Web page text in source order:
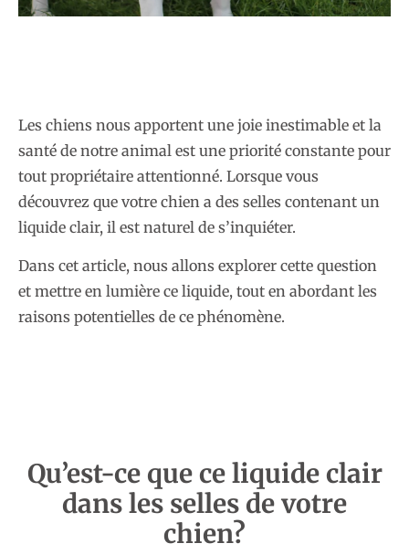
Les chiens nous apportent une joie inestimable et la
santé de notre animal est une priorité constante pour
tout propriétaire attentionné. Lorsque vous
découvrez que votre chien a des selles contenant un
liquide clair, il est naturel de s’inquiéter.
Dans cet article, nous allons explorer cette question
et mettre en lumière ce liquide, tout en abordant les
raisons potentielles de ce phénomène.
Qu’est-ce que ce liquide clair
dans les selles de votre
chien?